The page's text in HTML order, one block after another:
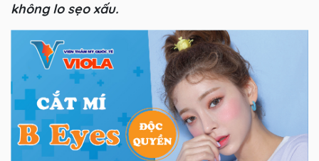
không lo sẹo xấu.